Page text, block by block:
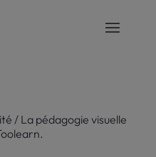
/ La pédagogie visuelle